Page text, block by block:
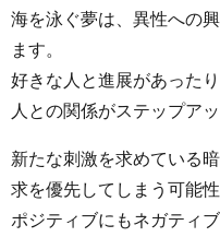
海を泳ぐ夢は、異性への
ます。
好きな人と進展があった
人との関係がステップア
新たな刺激を求めている
求を優先してしまう可能性
ポジティブにもネガティ